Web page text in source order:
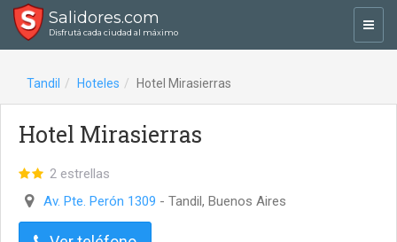
Salidores.com
Disfrutá cada ciudad al máximo
Tandil Hoteles Hotel Mirasierras
Hotel Mirasierras
2 estrellas
Av. Pte. Perón 1309 - Tandil, Buenos Aires